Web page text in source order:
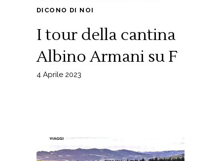
DICONO DI NOI
I tour della cantina
Albino Armani su F
4 Aprile 2023